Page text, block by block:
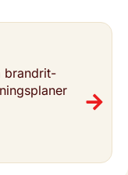
brand­rit­